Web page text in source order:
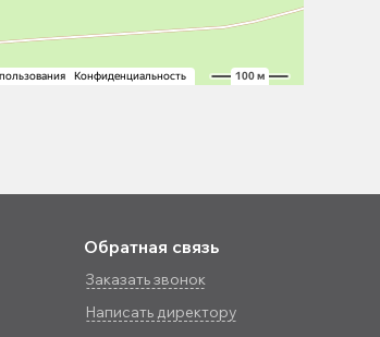
Обратная связь
Заказать звонок
Написать директору